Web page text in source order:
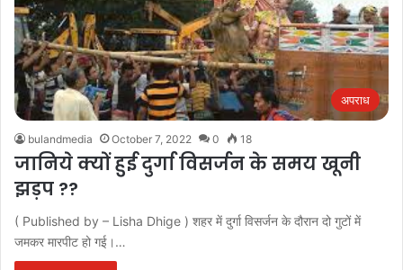
अपराध
bulandmedia October 7, 2022 0 18
जानिये क्यों हुई दुर्गा विसर्जन के समय खूनी
झड़प ??
( Published by – Lisha Dhige ) शहर में दुर्गा विसर्जन के दौरान दो गुटों में
जमकर मारपीट हो गई।…